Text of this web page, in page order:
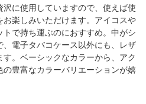
に使用していますので、使えば使
楽しみいただけます。アイコスや
で持ち運ぶのにおすすめ。中がシ
電子タバコケース以外にも、レザ
。ベーシックなカラーから、アク
豊富なカラーバリエーションが嬉